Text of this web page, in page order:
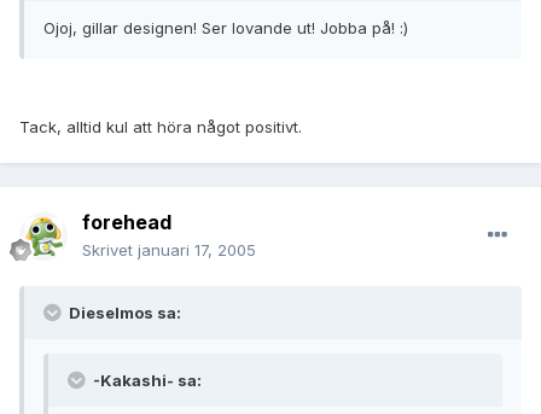
Ojoj, gillar designen! Ser lovande ut! Jobba på! :)
Tack, alltid kul att höra något positivt.
forehead
Skrivet januari 17, 2005
Dieselmos sa:
-Kakashi- sa: